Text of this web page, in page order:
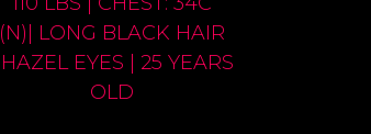
(N)| LONG BLACK HAIR
| HAZEL EYES | 25 YEARS
OLD